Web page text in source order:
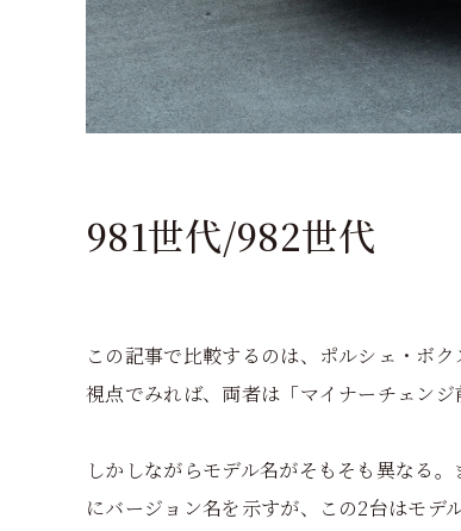
981世代/982世代
この記事で比較するのは、ポルシェ・ボ
視点でみれば、両者は「マイナーチェンジ
しかしながらモデル名がそもそも異なる
にバージョン名を示すが、この2台はモデ